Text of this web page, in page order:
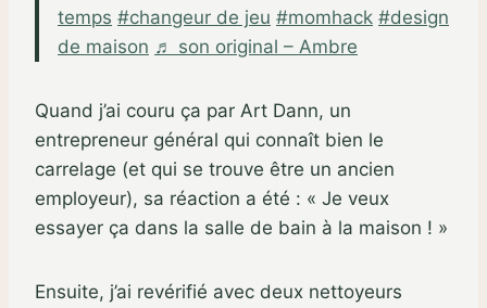
temps #changeur de jeu #momhack #design
de maison ♬ son original – Ambre
Quand j’ai couru ça par Art Dann, un
entrepreneur général qui connaît bien le
carrelage (et qui se trouve être un ancien
employeur), sa réaction a été : « Je veux
essayer ça dans la salle de bain à la maison ! »
Ensuite, j’ai revérifié avec deux nettoyeurs